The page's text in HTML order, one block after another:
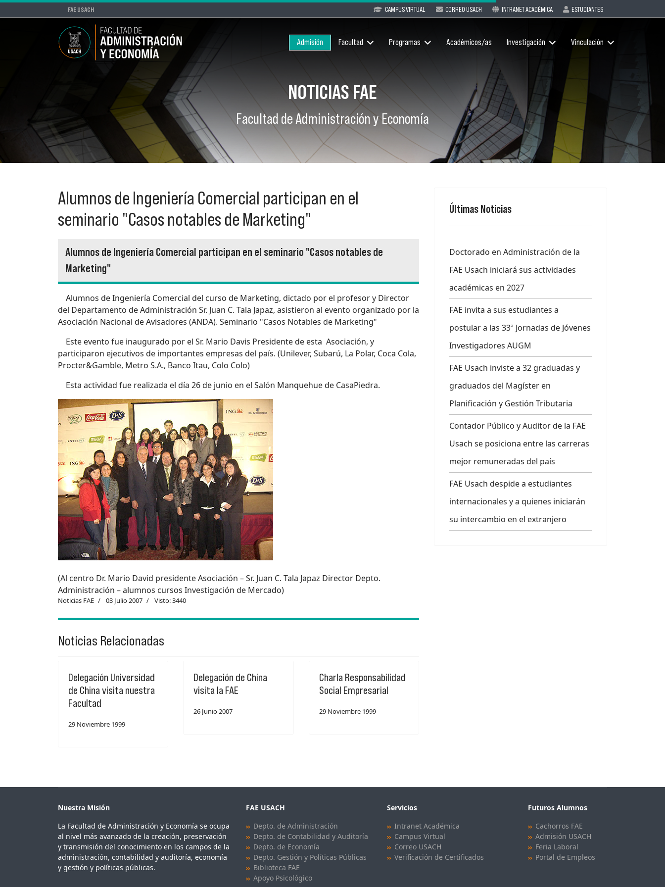
FAE USACH CAMPUS VIRTUAL CORREO USACH INTRANET ACADÉMICA ESTUDIANTES
Admisión Facultad Programas Académicos/as Investigación Vinculación
NOTICIAS FAE
Facultad de Administración y Economía
Alumnos de Ingeniería Comercial participan en el
seminario "Casos notables de Marketing"
Alumnos de Ingeniería Comercial participan en el seminario "Casos notables de
Marketing"
Alumnos de Ingeniería Comercial del curso de Marketing, dictado por el profesor y Director
del Departamento de Administración Sr. Juan C. Tala Japaz, asistieron al evento organizado por la
Asociación Nacional de Avisadores (ANDA). Seminario "Casos Notables de Marketing"
Este evento fue inaugurado por el Sr. Mario Davis Presidente de esta Asociación, y
participaron ejecutivos de importantes empresas del país. (Unilever, Subarú, La Polar, Coca Cola,
Procter&Gamble, Metro S.A., Banco Itau, Colo Colo)
Esta actividad fue realizada el día 26 de junio en el Salón Manquehue de CasaPiedra.
(Al centro Dr. Mario David presidente Asociación – Sr. Juan C. Tala Japaz Director Depto.
Administración – alumnos cursos Investigación de Mercado)
Noticias FAE 03 Julio 2007 Visto: 3440
Noticias Relacionadas
Delegación Universidad
de China visita nuestra
Facultad
29 Noviembre 1999
Delegación de China
visita la FAE
26 Junio 2007
Charla Responsabilidad
Social Empresarial
29 Noviembre 1999
Últimas Noticias
Doctorado en Administración de la
FAE Usach iniciará sus actividades
académicas en 2027
FAE invita a sus estudiantes a
postular a las 33ª Jornadas de Jóvenes
Investigadores AUGM
FAE Usach inviste a 32 graduadas y
graduados del Magíster en
Planificación y Gestión Tributaria
Contador Público y Auditor de la FAE
Usach se posiciona entre las carreras
mejor remuneradas del país
FAE Usach despide a estudiantes
internacionales y a quienes iniciarán
su intercambio en el extranjero
Nuestra Misión
La Facultad de Administración y Economía se ocupa
al nivel más avanzado de la creación, preservación
y transmisión del conocimiento en los campos de la
administración, contabilidad y auditoría, economía
y gestión y políticas públicas.
FAE USACH
Depto. de Administración
Depto. de Contabilidad y Auditoría
Depto. de Economía
Depto. Gestión y Políticas Públicas
Biblioteca FAE
Apoyo Psicológico
Servicios
Intranet Académica
Campus Virtual
Correo USACH
Verificación de Certificados
Futuros Alumnos
Cachorros FAE
Admisión USACH
Feria Laboral
Portal de Empleos